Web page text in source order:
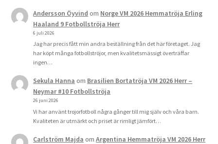
Andersson Öyvind om Norge VM 2026 Hemmatröja Erling
Haaland 9 Fotbollströja Herr
6 juli 2026
Jag har precis fått min andra beställning från det här företaget. Jag
har köpt många fotbollströjor, men kvalitetsmässigt överträffar
ingen…
Sekula Hanna om Brasilien Bortatröja VM 2026 Herr –
Neymar #10 Fotbollströja
26 juni 2026
Vi har använt trojorfotboll några gånger till mig själv och våra barn.
Kvaliteten är utmärkt och priset är rimligt jämfört…
Carlström Majda omArgentina Hemmatröja VM 2026 Herr